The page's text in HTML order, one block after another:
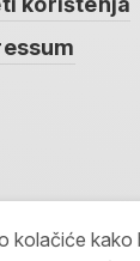
kolačiće kako